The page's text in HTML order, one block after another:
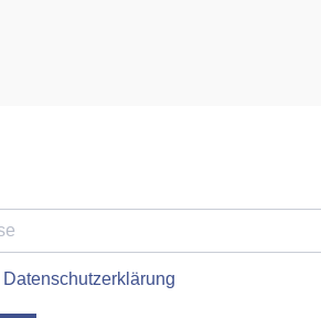
Datenschutzerklärung